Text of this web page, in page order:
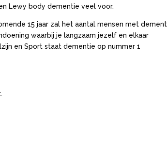
Lewy body dementie veel voor.
15 jaar zal het aantal mensen met
waarbij je langzaam jezelf en elkaar
en Sport staat dementie op nummer 1